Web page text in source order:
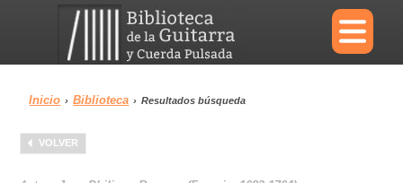
×
Menu
Inicio › Biblioteca › Resultados búsqueda
VOLVER